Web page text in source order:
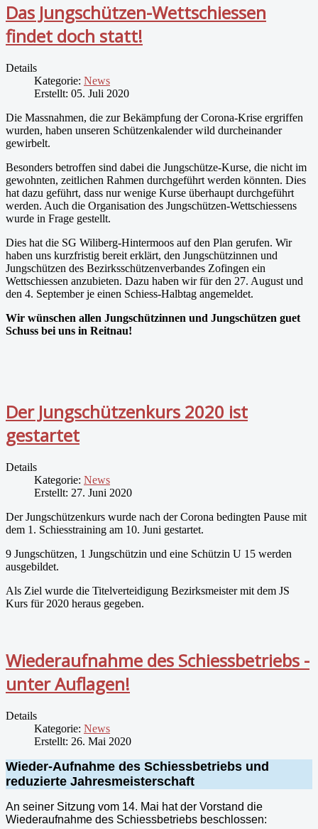
Das Jungschützen-Wettschiessen
findet doch statt!
Details
Kategorie: News
Erstellt: 05. Juli 2020
Die Massnahmen, die zur Bekämpfung der Corona-Krise ergriffen
wurden, haben unseren Schützenkalender wild durcheinander
gewirbelt.
Besonders betroffen sind dabei die Jungschütze-Kurse, die nicht im
gewohnten, zeitlichen Rahmen durchgeführt werden könnten. Dies
hat dazu geführt, dass nur wenige Kurse überhaupt durchgeführt
werden. Auch die Organisation des Jungschützen-Wettschiessens
wurde in Frage gestellt.
Dies hat die SG Wiliberg-Hintermoos auf den Plan gerufen. Wir
haben uns kurzfristig bereit erklärt, den Jungschützinnen und
Jungschützen des Bezirksschützenverbandes Zofingen ein
Wettschiessen anzubieten. Dazu haben wir für den 27. August und
den 4. September je einen Schiess-Halbtag angemeldet.
Wir wünschen allen Jungschützinnen und Jungschützen guet
Schuss bei uns in Reitnau!
Der Jungschützenkurs 2020 ist
gestartet
Details
Kategorie: News
Erstellt: 27. Juni 2020
Der Jungschützenkurs wurde nach der Corona bedingten Pause mit
dem 1. Schiesstraining am 10. Juni gestartet.
9 Jungschützen, 1 Jungschützin und eine Schützin U 15 werden
ausgebildet.
Als Ziel wurde die Titelverteidigung Bezirksmeister mit dem JS
Kurs für 2020 heraus gegeben.
Wiederaufnahme des Schiessbetriebs -
unter Auflagen!
Details
Kategorie: News
Erstellt: 26. Mai 2020
Wieder-Aufnahme des Schiessbetriebs und
reduzierte Jahresmeisterschaft
An seiner Sitzung vom 14. Mai hat der Vorstand die
Wiederaufnahme des Schiessbetriebs beschlossen: